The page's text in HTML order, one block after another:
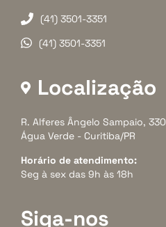
(41) 3501-3351
(41) 3501-3351
Localização
R. Alferes Ângelo Sampaio, 330
Água Verde - Curitiba/PR
Horário de atendimento:
Seg à sex das 9h às 18h
Siga-nos